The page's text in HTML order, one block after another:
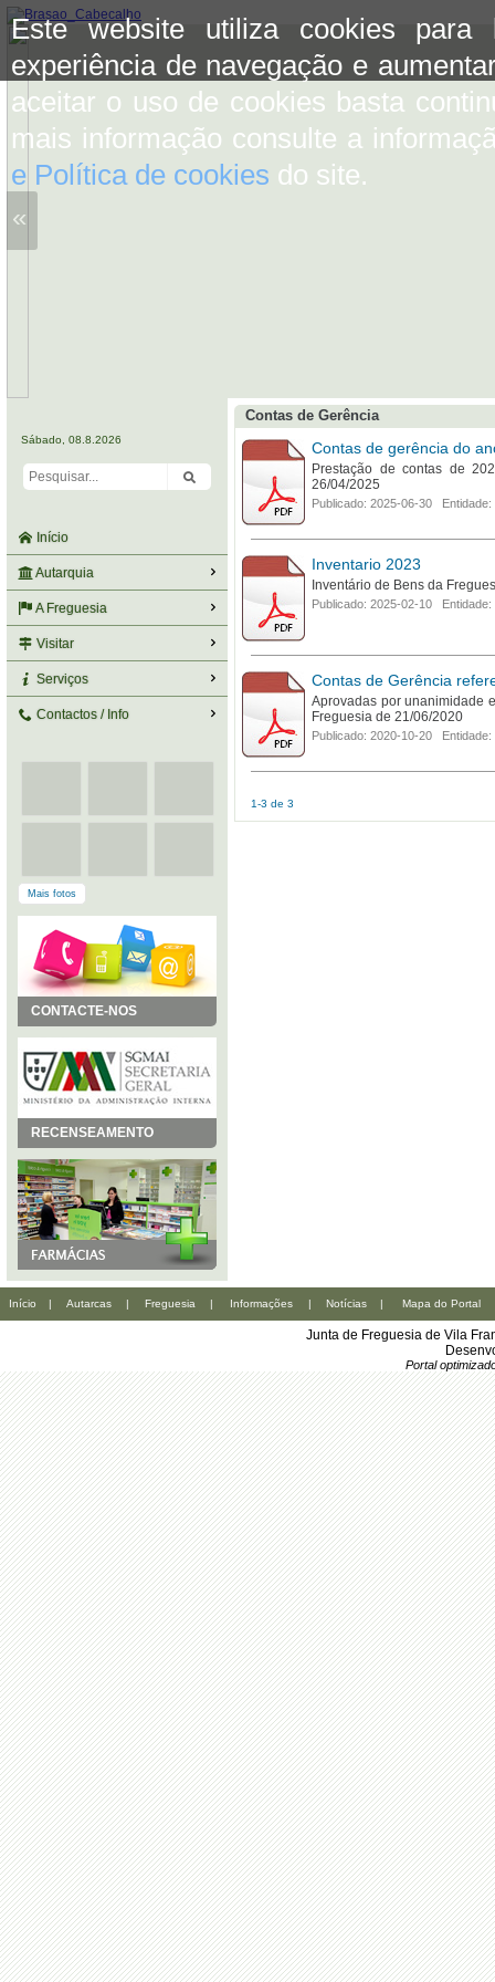
Este website utiliza cookies para
experiência de navegação e
aceitar o uso de cookies basta
mais informação consulte a
e Política de cookies do site.
«
Sábado, 08.8.2026
Início
Autarquia
A Freguesia
Visitar
Serviços
Contactos / Info
Mais fotos
CONTACTE-NOS
RECENSEAMENTO
Contas de Gerência
Contas de gerência do
Prestação de contas de
26/04/2025
Publicado: 2025-06-30
Inventario 2023
Inventário de Bens da
Publicado: 2025-02-10
Contas de Gerência
Aprovadas por unanimidade
Freguesia de 21/06/2020
Publicado: 2020-10-20
1-3 de 3
Início | Autarcas | Freguesia | Informações | Notícias | Mapa do Portal
Junta de Freguesia de Vila
Portal